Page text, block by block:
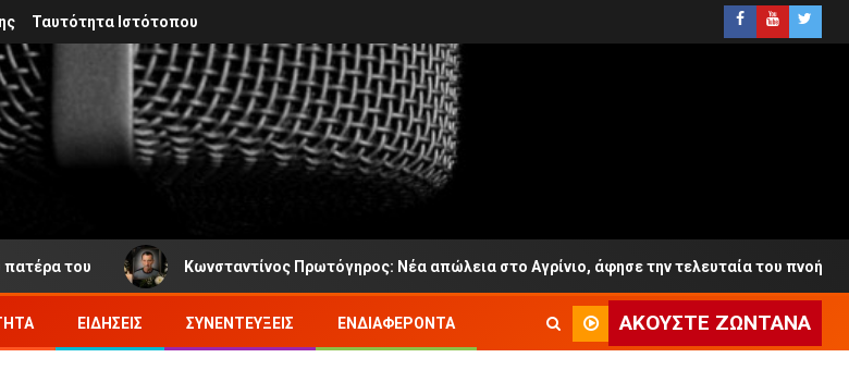
Ταυτότητα Ιστότοπου
Κωνσταντίνος Πρωτόγηρος: Νέα απώλεια στο Αγρίνιο, άφησε την τελευταία του πνοή σε ηλικία
ΕΙΔΉΣΕΙΣ ΣΥΝΕΝΤΕΎΞΕΙΣ ΕΝΔΙΑΦΈΡΟΝΤΑ ΑΚΟΎΣΤΕ ΖΩΝΤΑΝΆ